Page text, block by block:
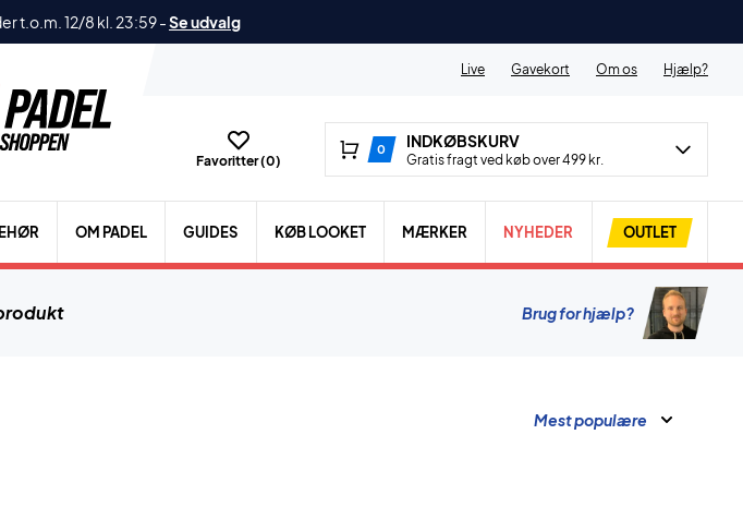
t.o.m. 12/8 kl. 23:59-Se udvalg
Live Gavekort Om os Hjælp?
Favoritter (0)
0 INDKØBSKURV
Gratis fragt ved køb over 499 kr.
OM PADEL GUIDES KØB LOOKET MÆRKER NYHEDER OUTLET
Brug for hjælp?
Mest populære